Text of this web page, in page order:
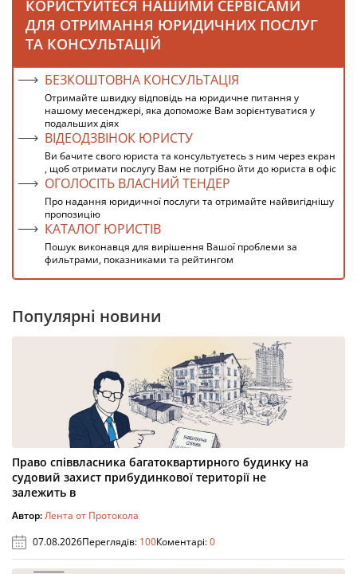
КОРИСТУЙТЕСЯ НАШИМИ СЕРВІСАМИ
ДЛЯ ОТРИМАННЯ ЮРИДИЧНИХ ПОСЛУГ
ТА КОНСУЛЬТАЦІЙ
БЕЗКОШТОВНА КОНСУЛЬТАЦІЯ
Отримайте швидку відповідь на юридичне питання у
нашому месенджері, яка допоможе Вам зорієнтуватися у
подальших діях
ВІДЕОДЗВІНОК ЮРИСТУ
Ви бачите свого юриста та консультуєтесь з ним через екран
, щоб отримати послугу Вам не потрібно йти до юриста в офіс
ОГОЛОСІТЬ ВЛАСНИЙ ТЕНДЕР
Про надання юридичної послуги та отримайте найвигіднішу
пропозицію
КАТАЛОГ ЮРИСТІВ
Пошук виконавця для вирішення Вашої проблеми за
фильтрами, показниками та рейтингом
Популярні новини
Право співвласника багатоквартирного будинку на
судовий захист прибудинкової території не
залежить в
Автор:Лента от Протокола
07.08.2026Переглядів: 100Коментарі:0